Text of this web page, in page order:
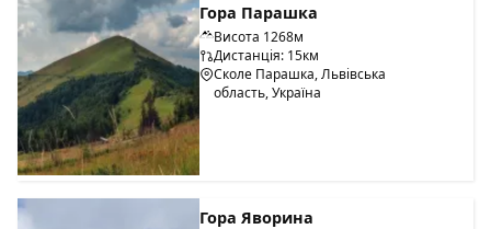
Гора Парашка
Висота 1268м
Дистанція: 15км
Сколе Парашка, Львівська
область, Україна
Гора Яворина